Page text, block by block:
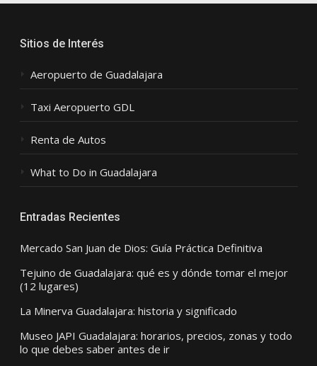
Sitios de Interés
Aeropuerto de Guadalajara
Taxi Aeropuerto GDL
Renta de Autos
What to Do in Guadalajara
Entradas Recientes
Mercado San Juan de Dios: Guía Práctica Definitiva
Tejuino de Guadalajara: qué es y dónde tomar el mejor
(12 lugares)
La Minerva Guadalajara: historia y significado
Museo JAPI Guadalajara: horarios, precios, zonas y todo
lo que debes saber antes de ir